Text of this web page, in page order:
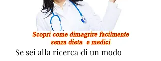
Se sei alla ricerca di un modo